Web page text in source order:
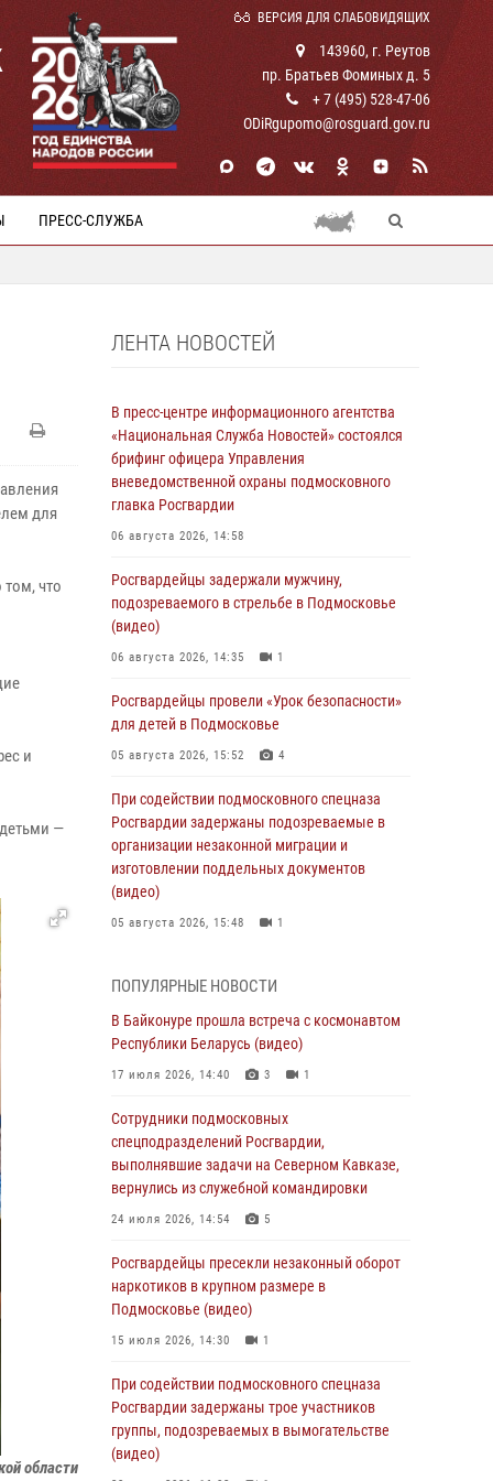
ВЕРСИЯ ДЛЯ СЛАБОВИДЯЩИХ
143960, г. Реутов
пр. Братьев Фоминых д. 5
+ 7 (495) 528-47-06
ODiRgupomo@rosguard.gov.ru
ПРЕСС-СЛУЖБА
для
том, что
и
—
области
ЛЕНТА НОВОСТЕЙ
В пресс-центре информационного агентства
«Национальная Служба Новостей» состоялся
брифинг офицера Управления
вневедомственной охраны подмосковного
главка Росгвардии
06 августа 2026, 14:58
Росгвардейцы задержали мужчину,
подозреваемого в стрельбе в Подмосковье
(видео)
06 августа 2026, 14:35 1
Росгвардейцы провели «Урок безопасности»
для детей в Подмосковье
05 августа 2026, 15:52 4
При содействии подмосковного спецназа
Росгвардии задержаны подозреваемые в
организации незаконной миграции и
изготовлении поддельных документов
(видео)
05 августа 2026, 15:48 1
супермаркета в Подмосковье (видео)
03 августа 2026, 15:32 1
Росгвардейцы пресекли кражу сантехники,
Подмосковье (видео)
03 августа 2026, 15:08 1
В Подмосковье отметили годовщину со Дня
образования ОМОН «Пересвет»
Офицер подмосковного главка Росгвардии
стал гостем эфира «Радио 1»
01 августа 2026, 17:57
Росгвардейцы задержали рецидивиста,
подозреваемого в краже на крупную сумму в
Подмосковье
31 июля 2026, 13:00
ПОПУЛЯРНЫЕ НОВОСТИ
В Байконуре прошла встреча с космонавтом
Республики Беларусь (видео)
17 июля 2026, 14:40 3 1
Сотрудники подмосковных
спецподразделений Росгвардии,
выполнявшие задачи на Северном Кавказе,
вернулись из служебной командировки
24 июля 2026, 14:54 5
Росгвардейцы пресекли незаконный оборот
наркотиков в крупном размере в
Подмосковье (видео)
15 июля 2026, 14:30 1
При содействии подмосковного спецназа
Росгвардии задержаны трое участников
группы, подозреваемых в вымогательстве
(видео)